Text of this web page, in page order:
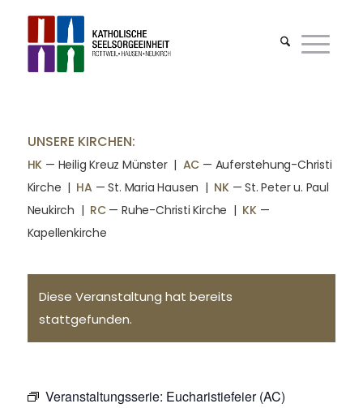
UNSERE KIRCHEN:
HK — Heilig Kreuz Münster | AC — Auferstehung-Christi
Kirche | HA — St. Maria Hausen | NK— St. Peter u. Paul
Neukirch | RC— Ruhe-Christi Kirche | KK—
Kapellenkirche
Diese Veranstaltung hat bereits
stattgefunden.
Veranstaltungsserie: Eucharistiefeier (AC)